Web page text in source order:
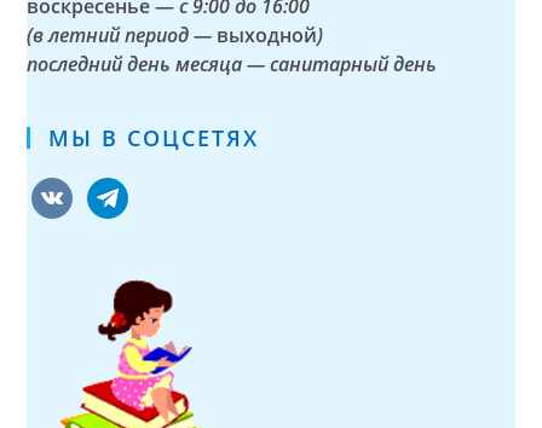
воскресенье —с 9:00 до 16:00
(в летний период — выходной)
последний день месяца — санитарный день
МЫ В СОЦСЕТЯХ
vkontaktetelegram